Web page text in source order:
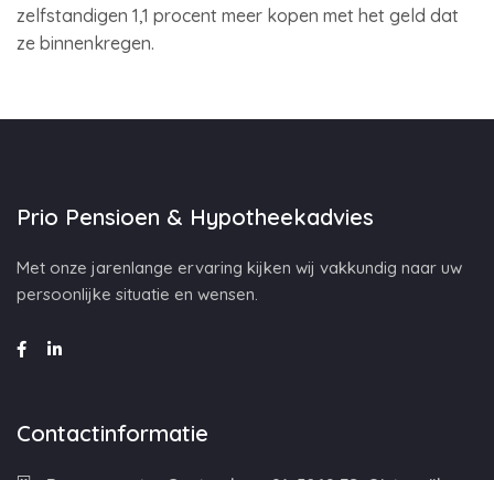
zelfstandigen 1,1 procent meer kopen met het geld dat
ze binnenkregen.
Prio Pensioen & Hypotheekadvies
Met onze jarenlange ervaring kijken wij vakkundig naar uw
persoonlijke situatie en wensen.
Contactinformatie